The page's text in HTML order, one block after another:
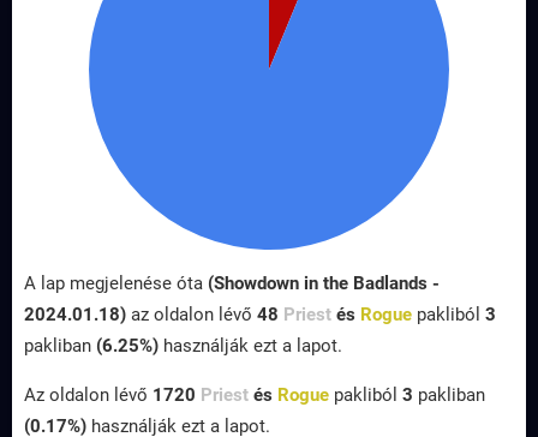
A lap megjelenése óta (Showdown in the Badlands -
2024.01.18) az oldalon lévő 48 Priest és Rogue pakliból 3
pakliban (6.25%) használják ezt a lapot.
Az oldalon lévő 1720 Priest és Rogue pakliból 3 pakliban
(0.17%) használják ezt a lapot.